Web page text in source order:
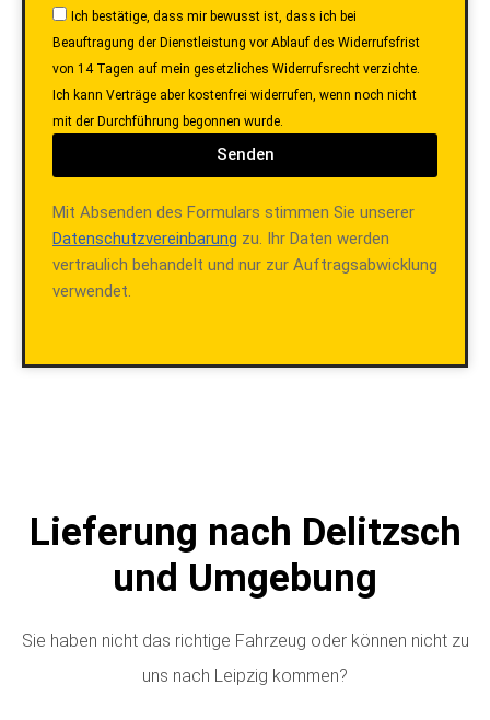
Ich bestätige, dass mir bewusst ist, dass ich bei
Beauftragung der Dienstleistung vor Ablauf des Widerrufsfrist
von 14 Tagen auf mein gesetzliches Widerrufsrecht verzichte.
Ich kann Verträge aber kostenfrei widerrufen, wenn noch nicht
mit der Durchführung begonnen wurde.
Senden
Mit Absenden des Formulars stimmen Sie unserer
Datenschutzvereinbarung zu. Ihr Daten werden
vertraulich behandelt und nur zur Auftragsabwicklung
verwendet.
Lieferung nach Delitzsch
und Umgebung
Sie haben nicht das richtige Fahrzeug oder können nicht zu
uns nach Leipzig kommen?